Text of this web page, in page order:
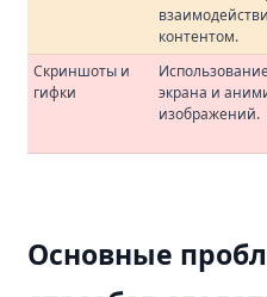
контентом.
Скриншоты и
гифки
экрана и
изображений.
Основные